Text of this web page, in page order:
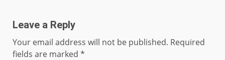
Leave a Reply
Your email address will not be published. Required
fields are marked *